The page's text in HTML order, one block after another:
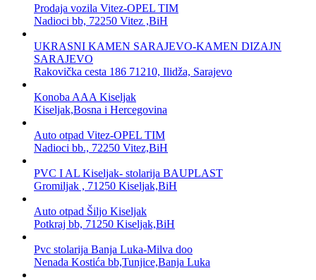
Prodaja vozila Vitez-OPEL TIM
Nadioci bb, 72250 Vitez ,BiH
UKRASNI KAMEN SARAJEVO-KAMEN DIZAJN
SARAJEVO
Rakovička cesta 186 71210, Ilidža, Sarajevo
Konoba AAA Kiseljak
Kiseljak,Bosna i Hercegovina
Auto otpad Vitez-OPEL TIM
Nadioci bb., 72250 Vitez,BiH
PVC I AL Kiseljak- stolarija BAUPLAST
Gromiljak , 71250 Kiseljak,BiH
Auto otpad Šiljo Kiseljak
Potkraj bb, 71250 Kiseljak,BiH
Pvc stolarija Banja Luka-Milva doo
Nenada Kostića bb,Tunjice,Banja Luka